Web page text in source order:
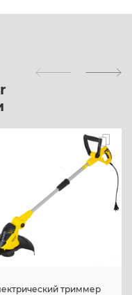
триммер